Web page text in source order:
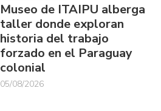
Museo de ITAIPU alberga
taller donde exploran
historia del trabajo
forzado en el Paraguay
colonial
05/08/2026